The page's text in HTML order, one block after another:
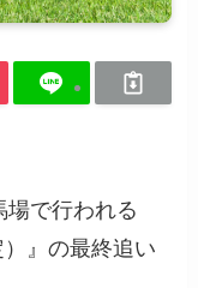
場で行われる
）』の最終追い